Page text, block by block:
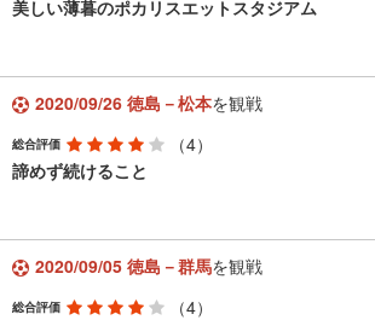
美しい薄暮のポカリスエットスタジアム
2020/09/26 徳島－松本を観戦
総合評価
（4）
諦めず続けること
2020/09/05 徳島－群馬を観戦
総合評価
（4）